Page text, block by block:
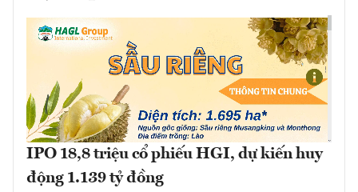
IPO 18,8 triệu cổ phiếu HGI, dự kiến huy
động 1.139 tỷ đồng